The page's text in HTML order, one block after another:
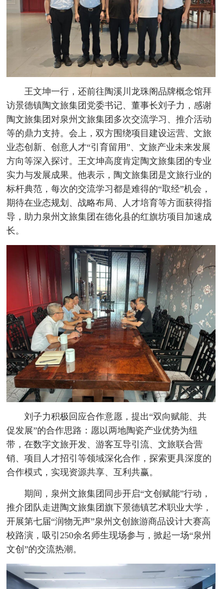
王文坤一行，还前往陶溪川龙珠阁品牌概念馆拜
访景德镇陶文旅集团党委书记、董事长刘子力，感谢
陶文旅集团对泉州文旅集团多次交流学习、推介活动
等的鼎力支持。会上，双方围绕项目建设运营、文旅
业态创新、创意人才“引育留用”、文旅产业未来发展
方向等深入探讨。王文坤高度肯定陶文旅集团的专业
实力与发展成果。他表示，陶文旅集团是文旅行业的
标杆典范，每次的交流学习都是难得的“取经”机会，
期待在业态规划、战略布局、人才培育等方面获得指
导，助力泉州文旅集团在德化县的红旗坊项目加速成
长。
刘子力积极回应合作意愿，提出“双向赋能、共
促发展”的合作思路：愿以两地陶瓷产业优势为纽
带，在数字文旅开发、游客互导引流、文旅联合营
销、项目人才招引等领域深化合作，探索更具深度的
合作模式，实现资源共享、互利共赢。
期间，泉州文旅集团同步开启“文创赋能”行动，
推介团队走进陶文旅集团旗下景德镇艺术职业大学，
开展第七届“润物无声”泉州文创旅游商品设计大赛高
校路演，吸引250余名师生现场参与，掀起一场“泉州
文创”的交流热潮。